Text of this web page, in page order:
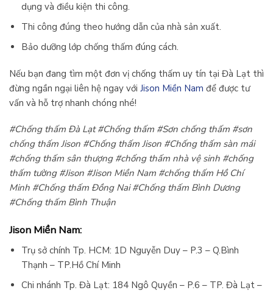
dụng và điều kiện thi công.
Thi công đúng theo hướng dẫn của nhà sản xuất.
Bảo dưỡng lớp chống thấm đúng cách.
Nếu bạn đang tìm một đơn vị chống thấm uy tín tại Đà Lạt thì
đừng ngần ngại liên hệ ngay với Jison Miền Nam để được tư
vấn và hỗ trợ nhanh chóng nhé!
#Chống thấm Đà Lạt #Chống thấm #Sơn chống thấm #sơn
chống thấm Jison #Chống thấm Jison #Chống thấm sàn mái
#chống thấm sân thượng #chống thấm nhà vệ sinh #chống
thấm tường #Jison #Jison Miền Nam #chống thấm Hồ Chí
Minh #Chống thấm Đồng Nai #Chống thấm Bình Dương
#Chống thấm Bình Thuận
Jison Miền Nam:
Trụ sở chính Tp. HCM: 1D Nguyễn Duy – P.3 – Q.Bình
Thạnh – TP.Hồ Chí Minh
Chi nhánh Tp. Đà Lạt: 184 Ngô Quyền – P.6 – TP. Đà Lạt –